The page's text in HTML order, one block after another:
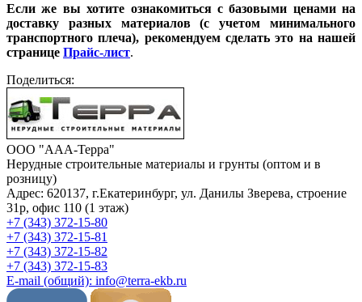
Если же вы хотите ознакомиться с базовыми ценами на
доставку разных материалов (с учетом минимального
транспортного плеча), рекомендуем сделать это на нашей
странице Прайс-лист.
Поделиться:
ООО "ААА-Терра"
Нерудные строительные материалы и грунты (оптом и в
розницу)
Адрес: 620137, г.Екатеринбург, ул. Данилы Зверева, строение
31р, офис 110 (1 этаж)
+7 (343) 372-15-80
+7 (343) 372-15-81
+7 (343) 372-15-82
+7 (343) 372-15-83
E-mail (общий): info@terra-ekb.ru